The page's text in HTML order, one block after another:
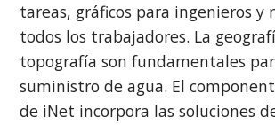
tareas, gráficos para ingenieros y
todos los trabajadores. La
topografía son fundamentales
suministro de agua. El
de iNet incorpora las soluciones